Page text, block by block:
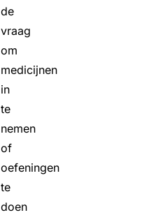
de
vraag
om
medicijnen
in
te
nemen
of
oefeningen
te
doen